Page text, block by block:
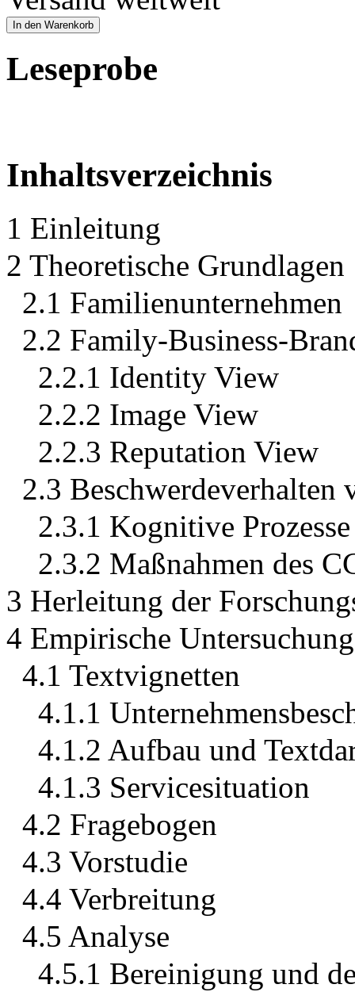
In den Warenkorb
Leseprobe
Inhaltsverzeichnis
1 Einleitung
2 Theoretische Grundlagen
2.1 Familienunternehmen
2.2 Family-Business-
2.2.1 Identity View
2.2.2 Image View
2.2.3 Reputation View
2.3 Beschwerdeverhalten
2.3.1 Kognitive
2.3.2 Maßnahmen des
3 Herleitung der
4 Empirische Untersuchung
4.1 Textvignetten
4.1.1
4.1.2 Aufbau und
4.1.3 Servicesituation
4.2 Fragebogen
4.3 Vorstudie
4.4 Verbreitung
4.5 Analyse
4.5.1 Bereinigung und